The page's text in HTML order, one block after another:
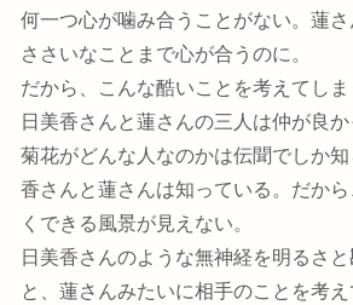
何一つ心が噛み合うことがない。蓮さ
ささいなことまで心が合うのに。
だから、こんな酷いことを考えてし
日美香さんと蓮さんの三人は仲が良か
菊花がどんな人なのかは伝聞でしか
香さんと蓮さんは知っている。だか
くできる風景が見えない。
日美香さんのような無神経を明るさ
と、蓮さんみたいに相手のことを考